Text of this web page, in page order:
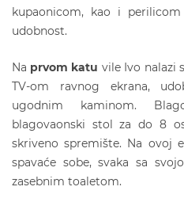
kupaonicom, kao i
udobnost.
Na prvom katu vile Ivo nalazi
TV-om ravnog ekrana,
ugodnim kaminom.
blagovaonski stol za do 8
skriveno spremište. Na ovoj
spavaće sobe, svaka sa
zasebnim toaletom.